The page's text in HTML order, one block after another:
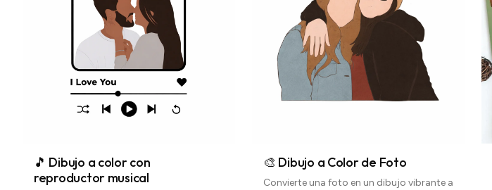
🎵 Dibujo a color con
reproductor musical
🎨 Dibujo a Color de Foto
Convierte una foto en un dibujo vibrante a